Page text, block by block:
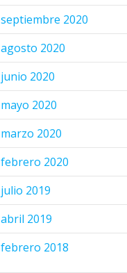
septiembre 2020
agosto 2020
junio 2020
mayo 2020
marzo 2020
febrero 2020
julio 2019
abril 2019
febrero 2018